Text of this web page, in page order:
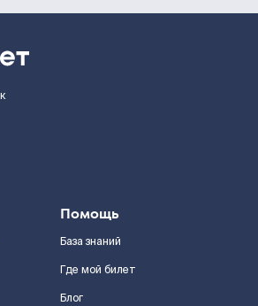
Помощь
База знаний
Где мой билет
Блог